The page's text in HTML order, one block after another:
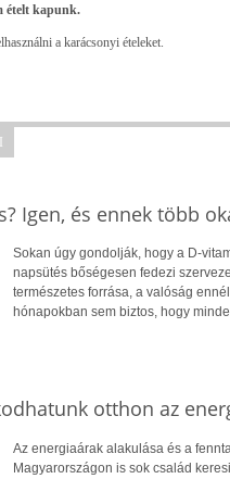
ételt kapunk.
a karácsonyi ételeket.
Igen, és ennek több
Sokan úgy gondolják, hogy a D-
napsütés bőségesen fedezi
természetes forrása, a valóság
hónapokban sem biztos, hogy
otthon az
Az energiaárak alakulása és a
Magyarországon is sok család